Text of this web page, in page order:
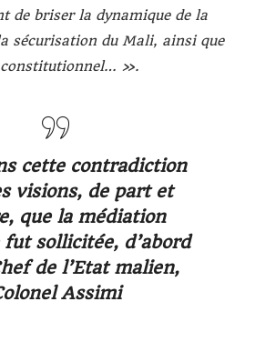
de briser la dynamique de la
sécurisation du Mali, ainsi que
constitutionnel… ».
cette contradiction
visions, de part et
que la médiation
fut sollicitée, d’abord
de l’Etat malien,
Assimi